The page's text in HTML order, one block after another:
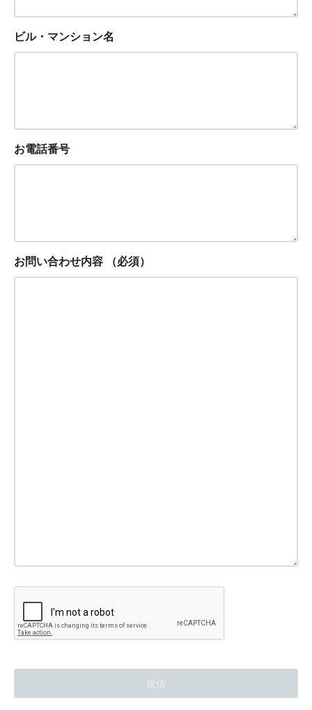
ビル・マンション名
お電話番号
お問い合わせ内容 （必須）